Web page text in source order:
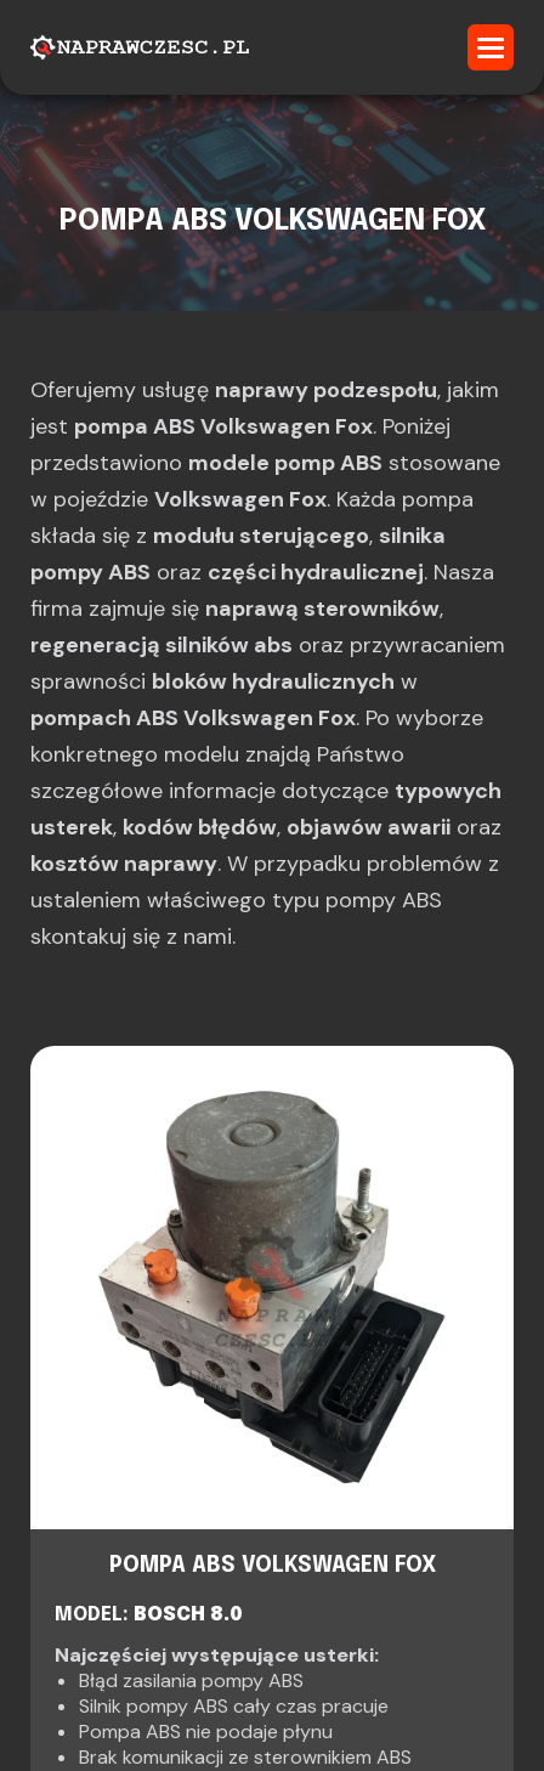
POMPA ABS VOLKSWAGEN FOX
Oferujemy usługę naprawy podzespołu, jakim
jest pompa ABS Volkswagen Fox. Poniżej
przedstawiono modele pomp ABS stosowane
w pojeździe Volkswagen Fox. Każda pompa
składa się z modułu sterującego, silnika
pompy ABS oraz części hydraulicznej. Nasza
firma zajmuje się naprawą sterowników,
regeneracją silników abs oraz przywracaniem
sprawności bloków hydraulicznych w
pompach ABS Volkswagen Fox. Po wyborze
konkretnego modelu znajdą Państwo
szczegółowe informacje dotyczące typowych
usterek, kodów błędów, objawów awarii oraz
kosztów naprawy. W przypadku problemów z
ustaleniem właściwego typu pompy ABS
skontakuj się z nami.
POMPA ABS VOLKSWAGEN FOX
MODEL: BOSCH 8.0
Najczęściej występujące usterki:
Błąd zasilania pompy ABS
Silnik pompy ABS cały czas pracuje
Pompa ABS nie podaje płynu
Brak komunikacji ze sterownikiem ABS